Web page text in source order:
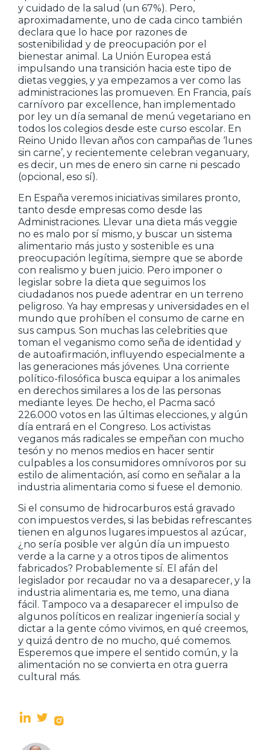
y cuidado de la salud (un 67%). Pero,
aproximadamente, uno de cada cinco también
declara que lo hace por razones de
sostenibilidad y de preocupación por el
bienestar animal. La Unión Europea está
impulsando una transición hacia este tipo de
dietas veggies, y ya empezamos a ver como las
administraciones las promueven. En Francia, país
carnívoro par excellence, han implementado
por ley un día semanal de menú vegetariano en
todos los colegios desde este curso escolar. En
Reino Unido llevan años con campañas de ‘lunes
sin carne’, y recientemente celebran veganuary,
es decir, un mes de enero sin carne ni pescado
(opcional, eso sí).
En España veremos iniciativas similares pronto,
tanto desde empresas como desde las
Administraciones. Llevar una dieta más veggie
no es malo por sí mismo, y buscar un sistema
alimentario más justo y sostenible es una
preocupación legítima, siempre que se aborde
con realismo y buen juicio. Pero imponer o
legislar sobre la dieta que seguimos los
ciudadanos nos puede adentrar en un terreno
peligroso. Ya hay empresas y universidades en el
mundo que prohíben el consumo de carne en
sus campus. Son muchas las celebrities que
toman el veganismo como seña de identidad y
de autoafirmación, influyendo especialmente a
las generaciones más jóvenes. Una corriente
político-filosófica busca equipar a los animales
en derechos similares a los de las personas
mediante leyes. De hecho, el Pacma sacó
226.000 votos en las últimas elecciones, y algún
día entrará en el Congreso. Los activistas
veganos más radicales se empeñan con mucho
tesón y no menos medios en hacer sentir
culpables a los consumidores omnívoros por su
estilo de alimentación, así como en señalar a la
industria alimentaria como si fuese el demonio.
Si el consumo de hidrocarburos está gravado
con impuestos verdes, si las bebidas refrescantes
tienen en algunos lugares impuestos al azúcar,
¿no sería posible ver algún día un impuesto
verde a la carne y a otros tipos de alimentos
fabricados? Probablemente sí. El afán del
legislador por recaudar no va a desaparecer, y la
industria alimentaria es, me temo, una diana
fácil. Tampoco va a desaparecer el impulso de
algunos políticos en realizar ingeniería social y
dictar a la gente cómo vivimos, en qué creemos,
y quizá dentro de no mucho, qué comemos.
Esperemos que impere el sentido común, y la
alimentación no se convierta en otra guerra
cultural más.